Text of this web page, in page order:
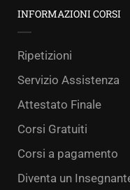
INFORMAZIONI CORSI
Ripetizioni
Servizio Assistenza
Attestato Finale
Corsi Gratuiti
Corsi a pagamento
Diventa un